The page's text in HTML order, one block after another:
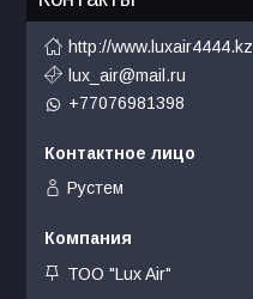
http://www.luxair4444.kz
lux_air@mail.ru
+77076981398
Рустем
ТОО "Lux Air"